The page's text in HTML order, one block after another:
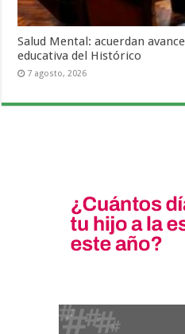
Salud Mental: acuerdan
educativa del Histórico
7 agosto, 2026